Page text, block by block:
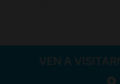
VEN A